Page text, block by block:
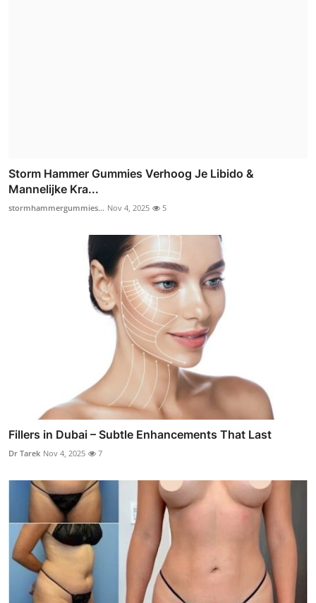
Storm Hammer Gummies Verhoog Je Libido &
Mannelijke Kra...
stormhammergummies... Nov 4, 2025 5
Fillers in Dubai – Subtle Enhancements That Last
Dr Tarek Nov 4, 2025 7